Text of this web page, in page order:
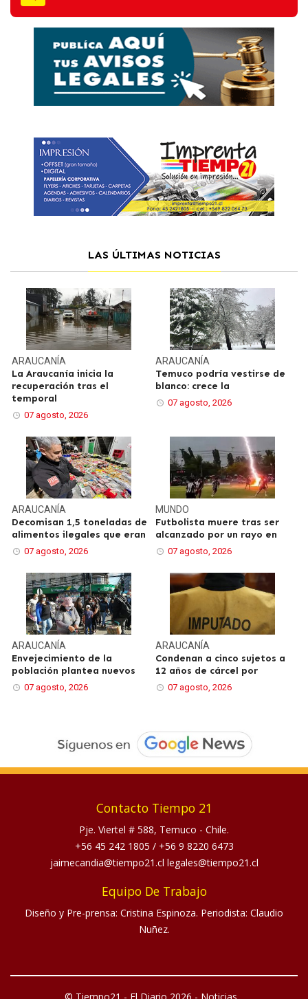
LAS ÚLTIMAS NOTICIAS
ARAUCANÍA
La Araucanía inicia la
recuperación tras el
temporal
07 agosto, 2026
ARAUCANÍA
Temuco podría vestirse de
blanco: crece la
07 agosto, 2026
ARAUCANÍA
Decomisan 1,5 toneladas de
alimentos ilegales que eran
07 agosto, 2026
MUNDO
Futbolista muere tras ser
alcanzado por un rayo en
07 agosto, 2026
ARAUCANÍA
Envejecimiento de la
población plantea nuevos
07 agosto, 2026
ARAUCANÍA
Condenan a cinco sujetos a
12 años de cárcel por
07 agosto, 2026
Contacto Tiempo 21
Pje. Viertel # 588, Temuco - Chile.
+56 45 242 1805 / +56 9 8220 6473
jaimecandia@tiempo21.cl legales@tiempo21.cl
Equipo De Trabajo
Diseño y Pre-prensa: Cristina Espinoza. Periodista: Claudio
Nuñez.